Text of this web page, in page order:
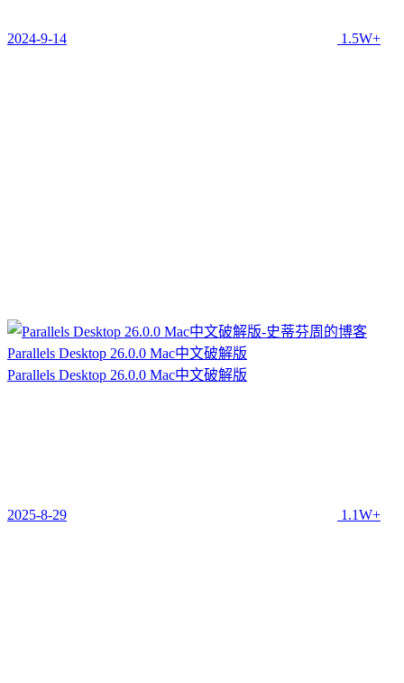
2024-9-14 1.5W+
Parallels Desktop 26.0.0 Mac中文破解版
Parallels Desktop 26.0.0 Mac中文破解版
2025-8-29 1.1W+